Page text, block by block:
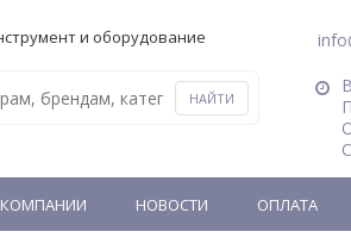
и оборудование
НОВОСТИ ОПЛАТА